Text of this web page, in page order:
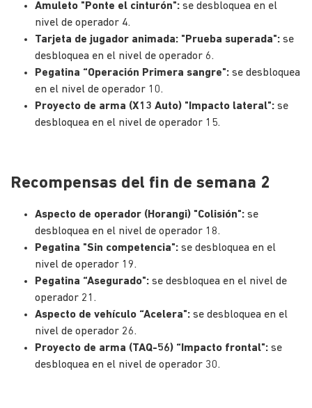
Amuleto "Ponte el cinturón": se desbloquea en el
nivel de operador 4.
Tarjeta de jugador animada: "Prueba superada": se
desbloquea en el nivel de operador 6.
Pegatina “Operación Primera sangre": se desbloquea
en el nivel de operador 10.
Proyecto de arma (X13 Auto) "Impacto lateral": se
desbloquea en el nivel de operador 15.
Recompensas del fin de semana 2
Aspecto de operador (Horangi) "Colisión": se
desbloquea en el nivel de operador 18.
Pegatina "Sin competencia": se desbloquea en el
nivel de operador 19.
Pegatina “Asegurado": se desbloquea en el nivel de
operador 21.
Aspecto de vehículo “Acelera": se desbloquea en el
nivel de operador 26.
Proyecto de arma (TAQ-56) “Impacto frontal": se
desbloquea en el nivel de operador 30.